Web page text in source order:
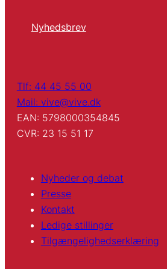
Nyhedsbrev
Tlf: 44 45 55 00
Mail: vive@vive.dk
EAN: 5798000354845
CVR: 23 15 51 17
Nyheder og debat
Presse
Kontakt
Ledige stillinger
Tilgængelighedserklæring